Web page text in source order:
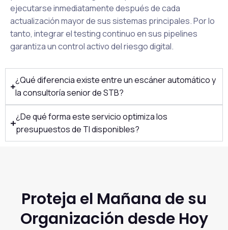
ejecutarse inmediatamente después de cada
actualización mayor de sus sistemas principales. Por lo
tanto, integrar el testing continuo en sus pipelines
garantiza un control activo del riesgo digital.
¿Qué diferencia existe entre un escáner automático y
la consultoría senior de STB?
¿De qué forma este servicio optimiza los
presupuestos de TI disponibles?
Proteja el Mañana de su
Organización desde Hoy